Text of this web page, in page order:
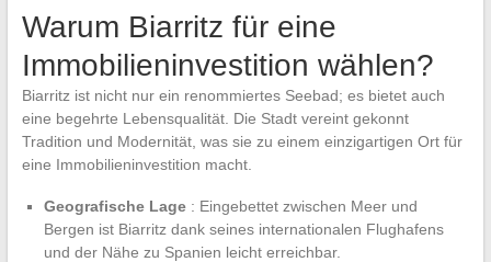
Warum Biarritz für eine
Immobilieninvestition wählen?
Biarritz ist nicht nur ein renommiertes Seebad; es bietet auch
eine begehrte Lebensqualität. Die Stadt vereint gekonnt
Tradition und Modernität, was sie zu einem einzigartigen Ort für
eine Immobilieninvestition macht.
Geografische Lage : Eingebettet zwischen Meer und
Bergen ist Biarritz dank seines internationalen Flughafens
und der Nähe zu Spanien leicht erreichbar.